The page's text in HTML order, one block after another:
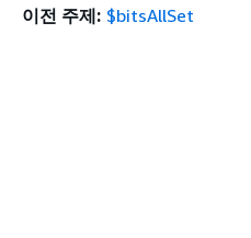
이전 주제: $bitsAllSet